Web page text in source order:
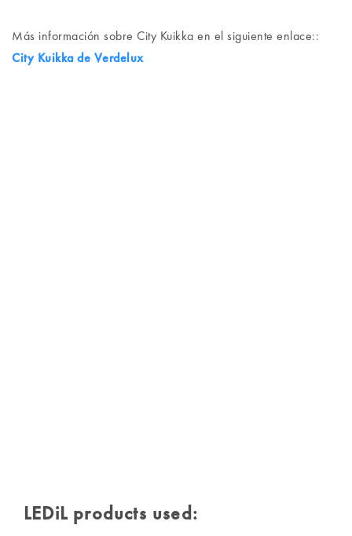
Más información sobre City Kuikka en el siguiente enlace::
City Kuikka de Verdelux
LEDiL products used: